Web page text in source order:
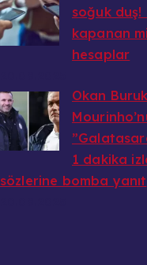
soğuk duş!
kapanan
hesaplar
Okan
1 dakika
sözlerine bomba yanıt